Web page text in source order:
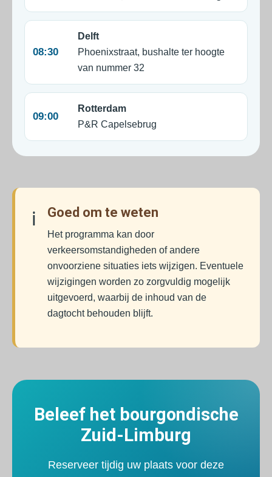
08:30
Delft
Phoenixstraat, bushalte ter hoogte
van nummer 32
09:00
Rotterdam
P&R Capelsebrug
ℹ️ Goed om te weten
Het programma kan door
verkeersomstandigheden of andere
onvoorziene situaties iets wijzigen. Eventuele
wijzigingen worden zo zorgvuldig mogelijk
uitgevoerd, waarbij de inhoud van de
dagtocht behouden blijft.
Beleef het bourgondische
Zuid-Limburg
Reserveer tijdig uw plaats voor deze